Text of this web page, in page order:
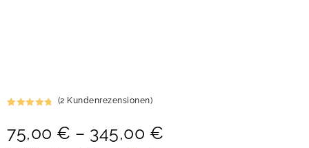
von 5,
(2 Kundenrezensionen)
75,00 € – 345,00 €